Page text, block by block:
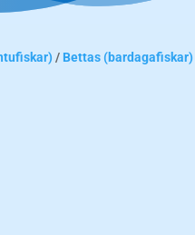
/ Bettas (bardagafiskar)